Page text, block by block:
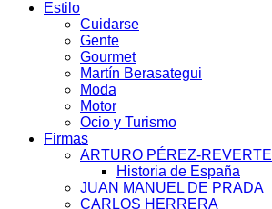
Estilo
Cuidarse
Gente
Gourmet
Martín Berasategui
Moda
Motor
Ocio y Turismo
Firmas
ARTURO PÉREZ-REVERTE
Historia de España
JUAN MANUEL DE PRADA
CARLOS HERRERA